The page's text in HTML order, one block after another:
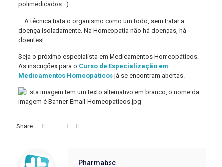
polimedicados…).
– A técnica trata o organismo como um todo, sem tratar a
doença isoladamente. Na Homeopatia não há doenças, há
doentes!
Seja o próximo especialista em Medicamentos Homeopáticos.
As inscrições para o Curso de Especialização em
Medicamentos Homeopáticosjá se encontram abertas.
Share
Pharmabsc